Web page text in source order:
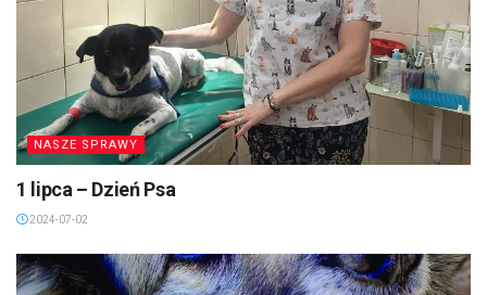
NASZE SPRAWY
1 lipca – Dzień Psa
2024-07-02